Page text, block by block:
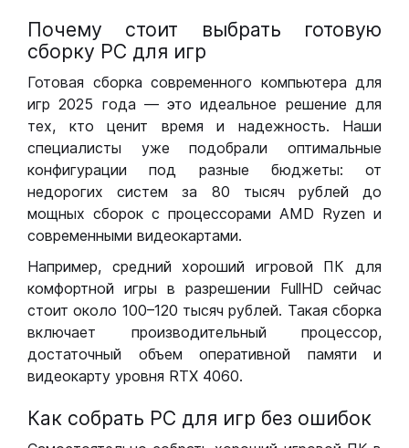
Почему стоит выбрать готовую
сборку РС для игр
Готовая сборка современного компьютера для
игр 2025 года — это идеальное решение для
тех, кто ценит время и надежность. Наши
специалисты уже подобрали оптимальные
конфигурации под разные бюджеты: от
недорогих систем за 80 тысяч рублей до
мощных сборок с процессорами AMD Ryzen и
современными видеокартами.
Например, средний хороший игровой ПК для
комфортной игры в разрешении FullHD сейчас
стоит около 100–120 тысяч рублей. Такая сборка
включает производительный процессор,
достаточный объем оперативной памяти и
видеокарту уровня RTX 4060.
Как собрать РС для игр без ошибок